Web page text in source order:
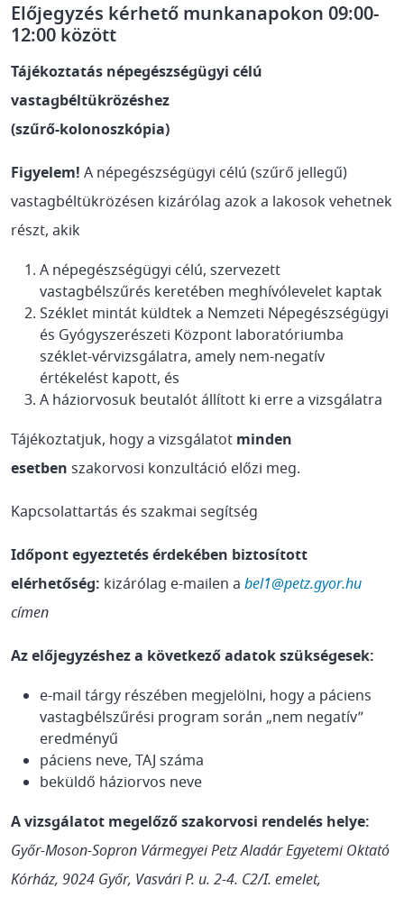
Előjegyzés kérhető munkanapokon 09:00-
12:00 között
Tájékoztatás népegészségügyi célú
vastagbéltükrözéshez
(szűrő-kolonoszkópia)
Figyelem! A népegészségügyi célú (szűrő jellegű)
vastagbéltükrözésen kizárólag azok a lakosok vehetnek
részt, akik
A népegészségügyi célú, szervezett
vastagbélszűrés keretében meghívólevelet kaptak
Széklet mintát küldtek a Nemzeti Népegészségügyi
és Gyógyszerészeti Központ laboratóriumba
széklet-vérvizsgálatra, amely nem-negatív
értékelést kapott, és
A háziorvosuk beutalót állított ki erre a vizsgálatra
Tájékoztatjuk, hogy a vizsgálatot minden
esetben szakorvosi konzultáció előzi meg.
Kapcsolattartás és szakmai segítség
Időpont egyeztetés érdekében biztosított
elérhetőség: kizárólag e-mailen a bel1@petz.gyor.hu
címen
Az előjegyzéshez a következő adatok szükségesek:
e-mail tárgy részében megjelölni, hogy a páciens
vastagbélszűrési program során „nem negatív”
eredményű
páciens neve, TAJ száma
beküldő háziorvos neve
A vizsgálatot megelőző szakorvosi rendelés helye:
Győr-Moson-Sopron Vármegyei Petz Aladár Egyetemi Oktató
Kórház, 9024 Győr, Vasvári P. u. 2-4. C2/I. emelet,